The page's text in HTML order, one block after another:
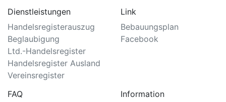
Dienstleistungen
Handelsregisterauszug
Beglaubigung
Ltd.-Handelsregister
Handelsregister Ausland
Vereinsregister
Link
Bebauungsplan
Facebook
FAQ Information